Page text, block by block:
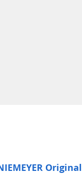
Original